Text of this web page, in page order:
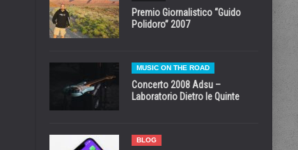
Premio Giornalistico “Guido
Polidoro” 2007
MUSIC ON THE ROAD
Concerto 2008 Adsu –
Laboratorio Dietro le Quinte
BLOG